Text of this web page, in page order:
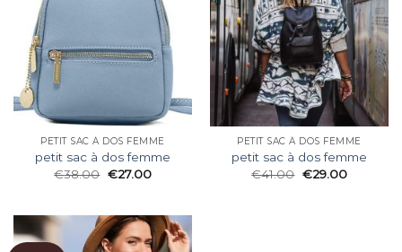
PETIT SAC À DOS FEMME
petit sac à dos femme
€38.00 €27.00
PETIT SAC À DOS FEMME
petit sac à dos femme
€41.00 €29.00